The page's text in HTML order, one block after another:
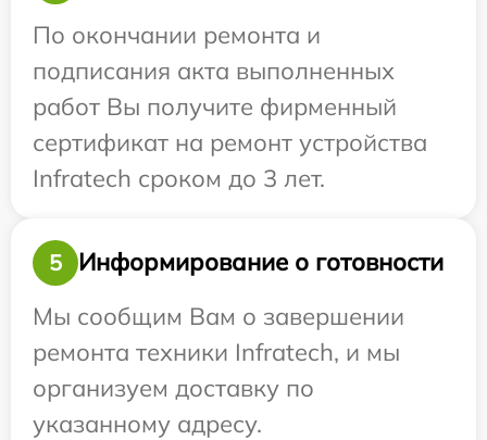
По окончании ремонта и
подписания акта выполненных
работ Вы получите фирменный
сертификат на ремонт устройства
Infratech сроком до 3 лет.
5
Информирование о готовности
Мы сообщим Вам о завершении
ремонта техники Infratech, и мы
организуем доставку по
указанному адресу.